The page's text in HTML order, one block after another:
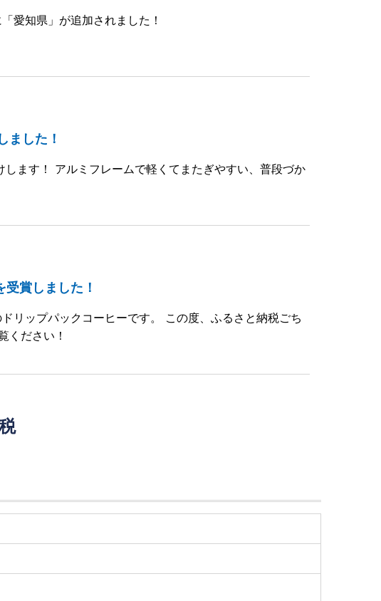
愛知県」が追加されました！
ました！
ます！ アルミフレームで軽くてまたぎやすい、普段づか
賞しました！
リップパックコーヒーです。 この度、ふるさと納税ごち
ください！